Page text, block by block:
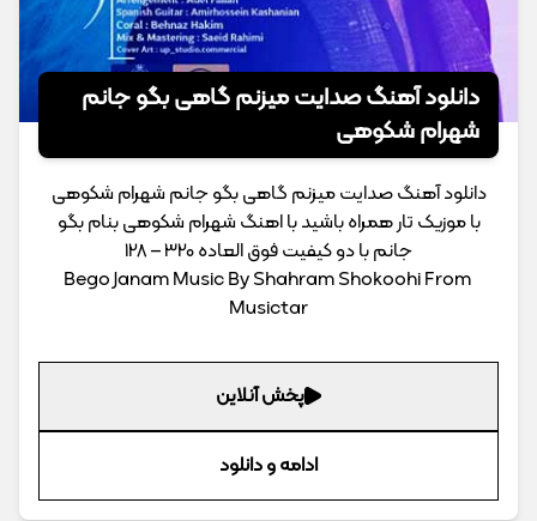
دانلود آهنگ صدایت میزنم گاهی بگو جانم
شهرام شکوهی
دانلود آهنگ صدایت میزنم گاهی بگو جانم شهرام شکوهی
با موزیک تار همراه باشید با اهنگ شهرام شکوهی بنام بگو
جانم با دو کیفیت فوق العاده 320 – 128
Bego Janam Music By Shahram Shokoohi From
Musictar
پخش آنلاین
ادامه و دانلود